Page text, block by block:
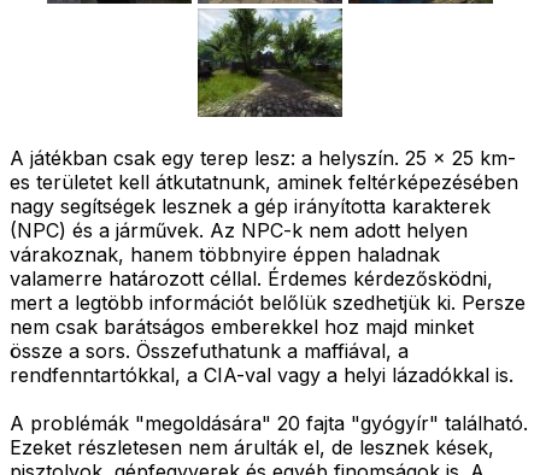
A játékban csak egy terep lesz: a helyszín. 25 x 25 km-
es területet kell átkutatnunk, aminek feltérképezésében
nagy segítségek lesznek a gép irányította karakterek
(NPC) és a járművek. Az NPC-k nem adott helyen
várakoznak, hanem többnyire éppen haladnak
valamerre határozott céllal. Érdemes kérdezősködni,
mert a legtöbb információt belőlük szedhetjük ki. Persze
nem csak barátságos emberekkel hoz majd minket
össze a sors. Összefuthatunk a maffiával, a
rendfenntartókkal, a CIA-val vagy a helyi lázadókkal is.
A problémák "megoldására" 20 fajta "gyógyír" található.
Ezeket részletesen nem árulták el, de lesznek kések,